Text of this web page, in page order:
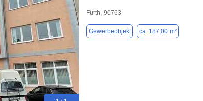
Fürth, 90763
Gewerbeobjekt ca. 187,00 m²